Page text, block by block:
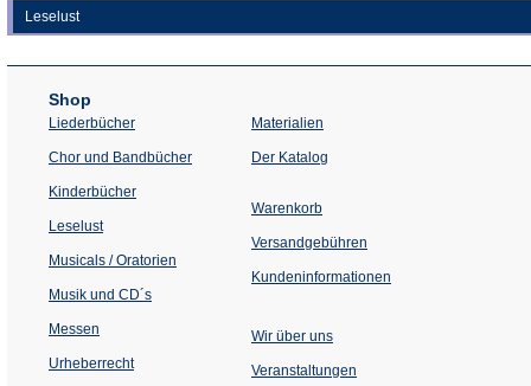
Leselust
Shop
Liederbücher
Chor und Bandbücher
Kinderbücher
Leselust
Musicals / Oratorien
Musik und CD´s
Messen
Urheberrecht
Materialien
Der Katalog
Warenkorb
Versandgebühren
Kundeninformationen
Wir über uns
Veranstaltungen